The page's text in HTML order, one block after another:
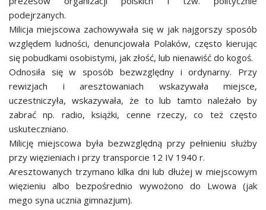
podejrzanych.
Milicja miejscowa zachowywała się w jak najgorszy sposób
względem ludności, denuncjowała Polaków, często kierując
się pobudkami osobistymi, jak złość, lub nienawiść do kogoś.
Odnosiła się w sposób bezwzględny i ordynarny. Przy
rewizjach i aresztowaniach wskazywała miejsce,
uczestniczyła, wskazywała, że to lub tamto należało by
zabrać np. radio, książki, cenne rzeczy, co też często
uskuteczniano.
Milicję miejscowa była bezwzględną przy pełnieniu służby
przy więzieniach i przy transporcie 12 IV 1940 r.
Aresztowanych trzymano kilka dni lub dłużej w miejscowym
więzieniu albo bezpośrednio wywożono do Lwowa (jak
mego syna ucznia gimnazjum).